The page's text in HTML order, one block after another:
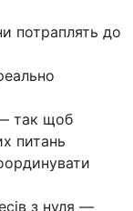
потраплять до
так щоб
питань
з нуля —